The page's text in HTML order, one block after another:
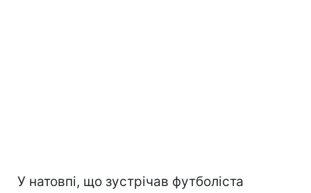
У натовпі, що зустрічав футболіста